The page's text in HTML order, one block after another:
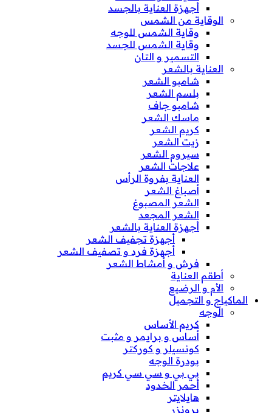
أجهزة العناية بالجسد
الوقاية من الشمس
وقاية الشمس للوجه
وقاية الشمس للجسد
التسمير و التان
العناية بالشعر
شامبو الشعر
بلسم الشعر
شامبو جاف
ماسك الشعر
كريم الشعر
زيت الشعر
سيروم الشعر
علاجات الشعر
العناية بفروة الرأس
أصباغ الشعر
الشعر المصبوغ
الشعر المجعد
أجهزة العناية بالشعر
أجهزة تجفيف الشعر
أجهزة فرد و تصفيف الشعر
فرش و أمشاط الشعر
أطقم العناية
الأم و الرضيع
الماكياج و التجميل
الوجه
كريم الأساس
أساس و برايمر و مثبت
كونسيلر و كوركتر
بودرة الوجه
بي بي و سي سي كريم
أحمر الخدود
هايلايتر
برونزر